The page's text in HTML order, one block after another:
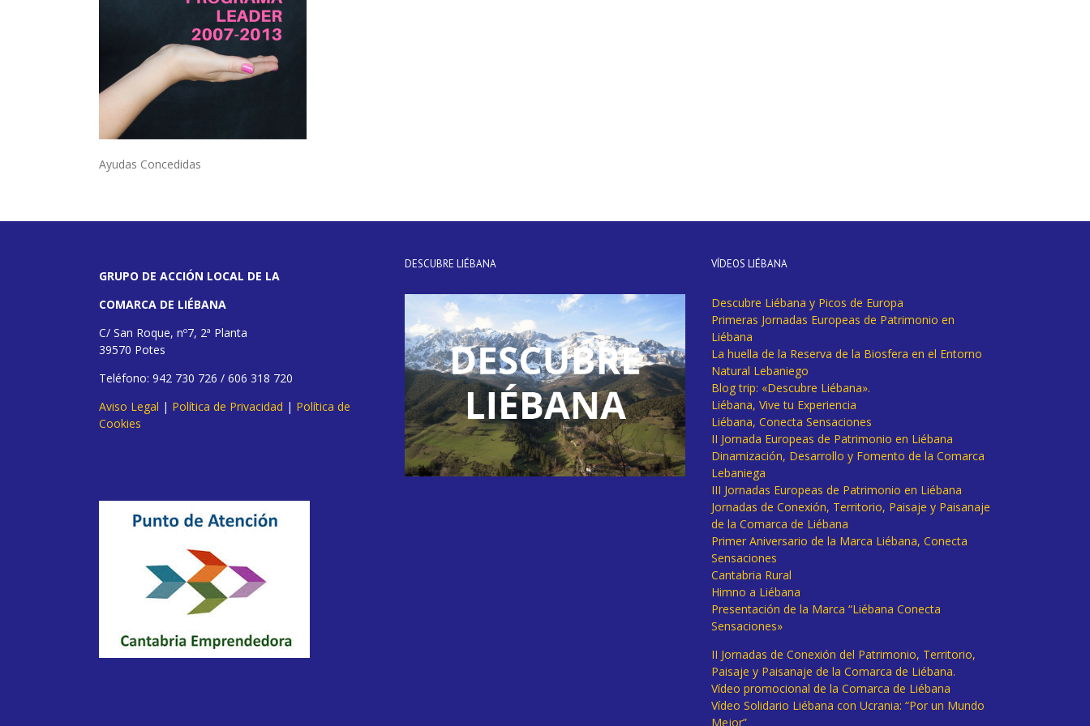
Ayudas Concedidas
GRUPO DE ACCIÓN LOCAL DE LA
COMARCA DE LIÉBANA
C/ San Roque, nº7, 2ª Planta
39570 Potes
Teléfono: 942 730 726 / 606 318 720
Aviso Legal | Política de Privacidad | Política de
Cookies
DESCUBRE LIÉBANA VÍDEOS LIÉBANA
Descubre Liébana y Picos de Europa
Primeras Jornadas Europeas de Patrimonio en
Liébana
La huella de la Reserva de la Biosfera en el Entorno
Natural Lebaniego
Blog trip: «Descubre Liébana».
Liébana, Vive tu Experiencia
Liébana, Conecta Sensaciones
II Jornada Europeas de Patrimonio en Liébana
Dinamización, Desarrollo y Fomento de la Comarca
Lebaniega
III Jornadas Europeas de Patrimonio en Liébana
Jornadas de Conexión, Territorio, Paisaje y Paisanaje
de la Comarca de Liébana
Primer Aniversario de la Marca Liébana, Conecta
Sensaciones
Cantabria Rural
Himno a Liébana
Presentación de la Marca “Liébana Conecta
Sensaciones»
II Jornadas de Conexión del Patrimonio, Territorio,
Paisaje y Paisanaje de la Comarca de Liébana.
Vídeo promocional de la Comarca de Liébana
Vídeo Solidario Liébana con Ucrania: “Por un Mundo
Mejor”